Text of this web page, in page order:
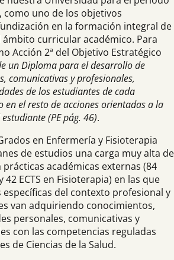
como uno de los objetivos
en la formación integral de
curricular académico. Para
Acción 2ª del Objetivo Estratégico
un Diploma para el desarrollo de
comunicativas y profesionales,
de los estudiantes de cada
el resto de acciones orientadas a la
(PE pág. 46).
en Enfermería y Fisioterapia
de estudios una carga muy alta de
académicas externas (84
42 ECTS en Fisioterapia) en las que
del contexto profesional y
van adquiriendo conocimientos,
personales, comunicativas y
con las competencias reguladas
de Ciencias de la Salud.